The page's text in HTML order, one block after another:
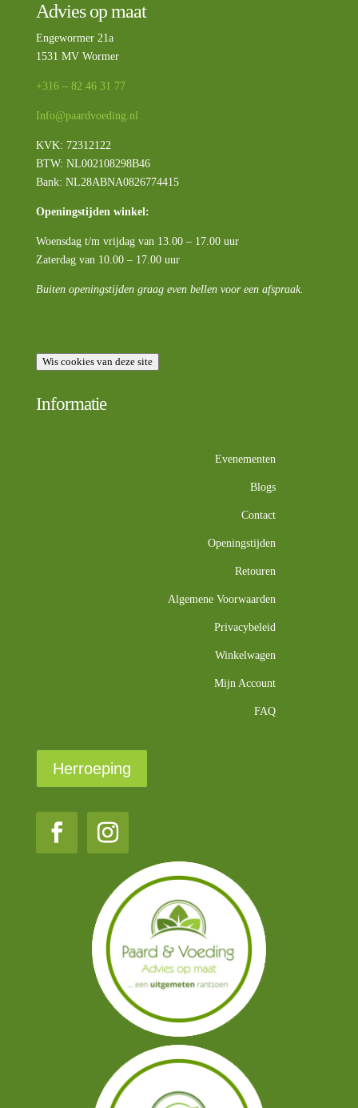
Advies op maat
Engewormer 21a
1531 MV Wormer
+316 – 82 46 31 77
Info@paardvoeding.nl
KVK: 72312122
BTW: NL002108298B46
Bank: NL28ABNA0826774415
Openingstijden winkel:
Woensdag t/m vrijdag van 13.00 – 17.00 uur
Zaterdag van 10.00 – 17.00 uur
Buiten openingstijden graag even bellen voor een afspraak.
Wis cookies van deze site
Informatie
Evenementen
Blogs
Contact
Openingstijden
Retouren
Algemene Voorwaarden
Privacybeleid
Winkelwagen
Mijn Account
FAQ
Herroeping